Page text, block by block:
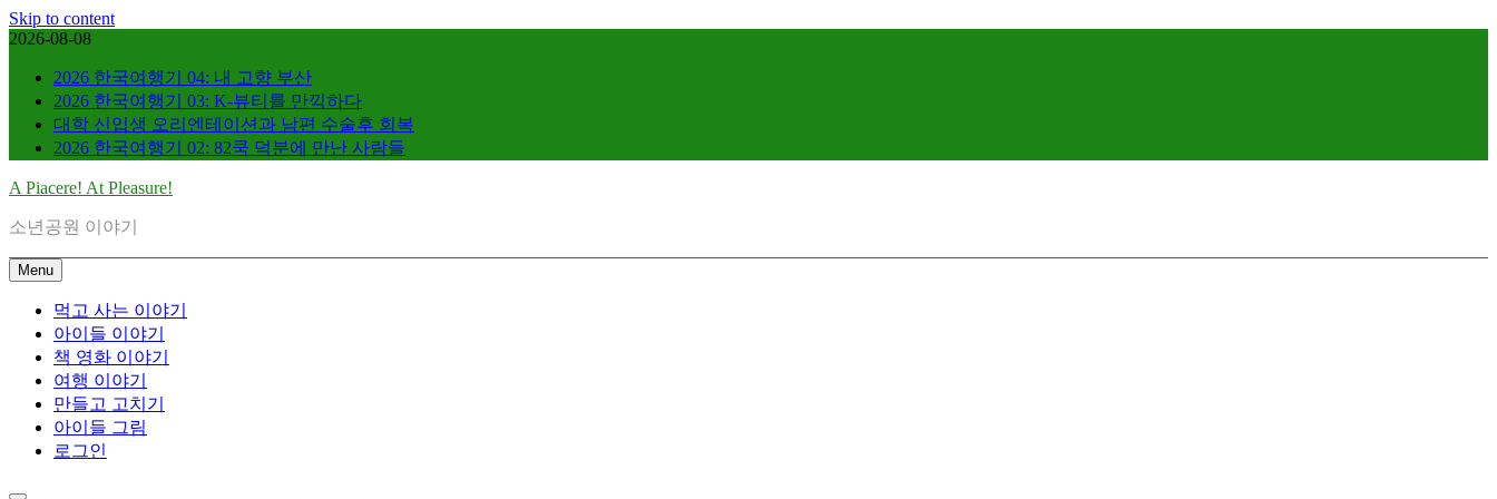
Skip to content
2026-08-08
2026 한국여행기 04: 내 고향 부산
2026 한국여행기 03: K-뷰티를 만끽하다
대학 신입생 오리엔테이션과 남편 수술후 회복
2026 한국여행기 02: 82쿡 덕분에 만난 사람들
A Piacere! At Pleasure!
소년공원 이야기
Menu
먹고 사는 이야기
아이들 이야기
책 영화 이야기
여행 이야기
만들고 고치기
아이들 그림
로그인